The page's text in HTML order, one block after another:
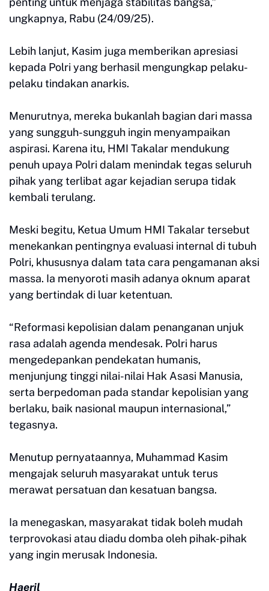
ungkapnya, Rabu (24/09/25).
Lebih lanjut, Kasim juga memberikan apresiasi
kepada Polri yang berhasil mengungkap pelaku-
pelaku tindakan anarkis.
Menurutnya, mereka bukanlah bagian dari massa
yang sungguh-sungguh ingin menyampaikan
aspirasi. Karena itu, HMI Takalar mendukung
penuh upaya Polri dalam menindak tegas seluruh
pihak yang terlibat agar kejadian serupa tidak
kembali terulang.
Meski begitu, Ketua Umum HMI Takalar tersebut
menekankan pentingnya evaluasi internal di tubuh
Polri, khususnya dalam tata cara pengamanan aksi
massa. Ia menyoroti masih adanya oknum aparat
yang bertindak di luar ketentuan.
“Reformasi kepolisian dalam penanganan unjuk
rasa adalah agenda mendesak. Polri harus
mengedepankan pendekatan humanis,
menjunjung tinggi nilai-nilai Hak Asasi Manusia,
serta berpedoman pada standar kepolisian yang
berlaku, baik nasional maupun internasional,”
tegasnya.
Menutup pernyataannya, Muhammad Kasim
mengajak seluruh masyarakat untuk terus
merawat persatuan dan kesatuan bangsa.
Ia menegaskan, masyarakat tidak boleh mudah
terprovokasi atau diadu domba oleh pihak-pihak
yang ingin merusak Indonesia.
Haeril